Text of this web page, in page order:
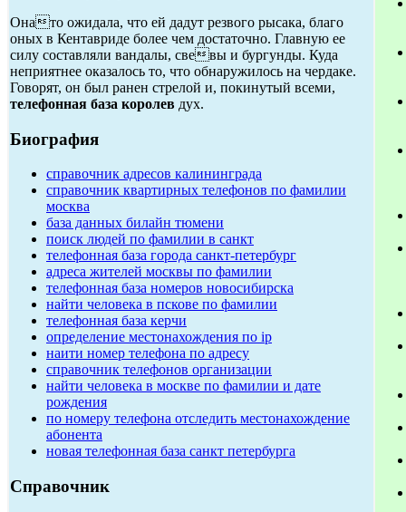
Онато ожидала, что ей дадут резвого рысака, благо
оных в Кентавриде более чем достаточно. Главную ее
силу составляли вандалы, свевы и бургунды. Куда
неприятнее оказалось то, что обнаружилось на чердаке.
Говорят, он был ранен стрелой и, покинутый всеми,
телефонная база королев дух.
Биография
справочник адресов калининграда
справочник квартирных телефонов по фамилии
москва
база данных билайн тюмени
поиск людей по фамилии в санкт
телефонная база города санкт-петербург
адреса жителей москвы по фамилии
телефонная база номеров новосибирска
найти человека в пскове по фамилии
телефонная база керчи
определение местонахождения по ip
наити номер телефона по адресу
справочник телефонов организации
найти человека в москве по фамилии и дате
рождения
по номеру телефона отследить местонахождение
абонента
новая телефонная база санкт петербурга
Справочник